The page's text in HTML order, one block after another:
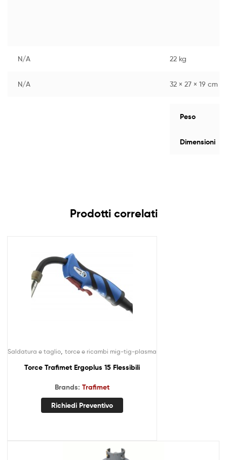
N/A 22 kg
N/A 32 × 27 × 19 cm
Peso
Dimensioni
Prodotti correlati
Saldatura e taglio torce e ricambi mig-tig-plasma
Torce Trafimet Ergoplus 15 Flessibili
Brands: Trafimet
Richiedi Preventivo